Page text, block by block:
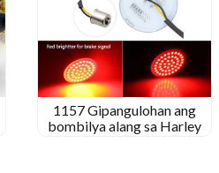
1157 Gipangulohan ang
bombilya alang sa Harley